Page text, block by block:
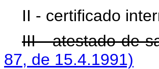
II - certificado
III - atestado de
87, de 15.4.1991)